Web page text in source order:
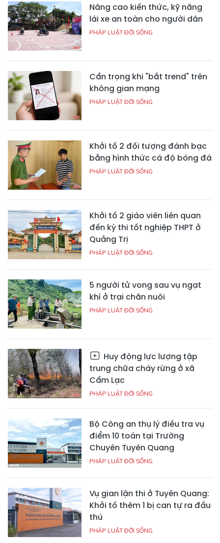
Nâng cao kiến thức, kỹ năng
lái xe an toàn cho người dân
PHÁP LUẬT ĐỜI SỐNG
Cẩn trọng khi "bắt trend" trên
không gian mạng
PHÁP LUẬT ĐỜI SỐNG
Khởi tố 2 đối tượng đánh bạc
bằng hình thức cá độ bóng đá
PHÁP LUẬT ĐỜI SỐNG
Khởi tố 2 giáo viên liên quan
đến kỳ thi tốt nghiệp THPT ở
Quảng Trị
PHÁP LUẬT ĐỜI SỐNG
5 người tử vong sau vụ ngạt
khí ở trại chăn nuôi
PHÁP LUẬT ĐỜI SỐNG
Huy động lực lượng tập
trung chữa cháy rừng ở xã
Cẩm Lạc
PHÁP LUẬT ĐỜI SỐNG
Bộ Công an thụ lý điều tra vụ
điểm 10 toán tại Trường
Chuyên Tuyên Quang
PHÁP LUẬT ĐỜI SỐNG
Vụ gian lận thi ở Tuyên Quang:
Khởi tố thêm 1 bị can tự ra đầu
thú
PHÁP LUẬT ĐỜI SỐNG